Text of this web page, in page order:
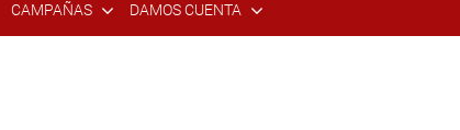
CAMPAÑAS DAMOS CUENTA